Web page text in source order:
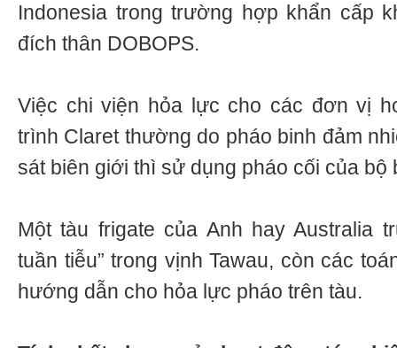
Indonesia trong trường hợp khẩn cấp
đích thân DOBOPS.
Việc chi viện hỏa lực cho các đơn vị
trình Claret thường do pháo binh đảm
sát biên giới thì sử dụng pháo cối của bộ
Một tàu frigate của Anh hay Australia
tuần tiễu” trong vịnh Tawau, còn các
hướng dẫn cho hỏa lực pháo trên tàu.